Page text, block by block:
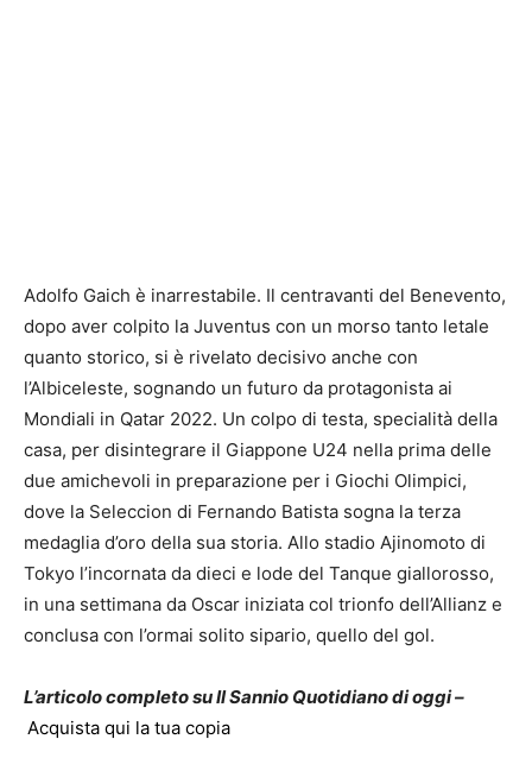
Adolfo Gaich è inarrestabile. Il centravanti del Benevento,
dopo aver colpito la Juventus con un morso tanto letale
quanto storico, si è rivelato decisivo anche con
l’Albiceleste, sognando un futuro da protagonista ai
Mondiali in Qatar 2022. Un colpo di testa, specialità della
casa, per disintegrare il Giappone U24 nella prima delle
due amichevoli in preparazione per i Giochi Olimpici,
dove la Seleccion di Fernando Batista sogna la terza
medaglia d’oro della sua storia. Allo stadio Ajinomoto di
Tokyo l’incornata da dieci e lode del Tanque giallorosso,
in una settimana da Oscar iniziata col trionfo dell’Allianz e
conclusa con l’ormai solito sipario, quello del gol.
L’articolo completo su Il Sannio Quotidiano di oggi –
Acquista qui la tua copia